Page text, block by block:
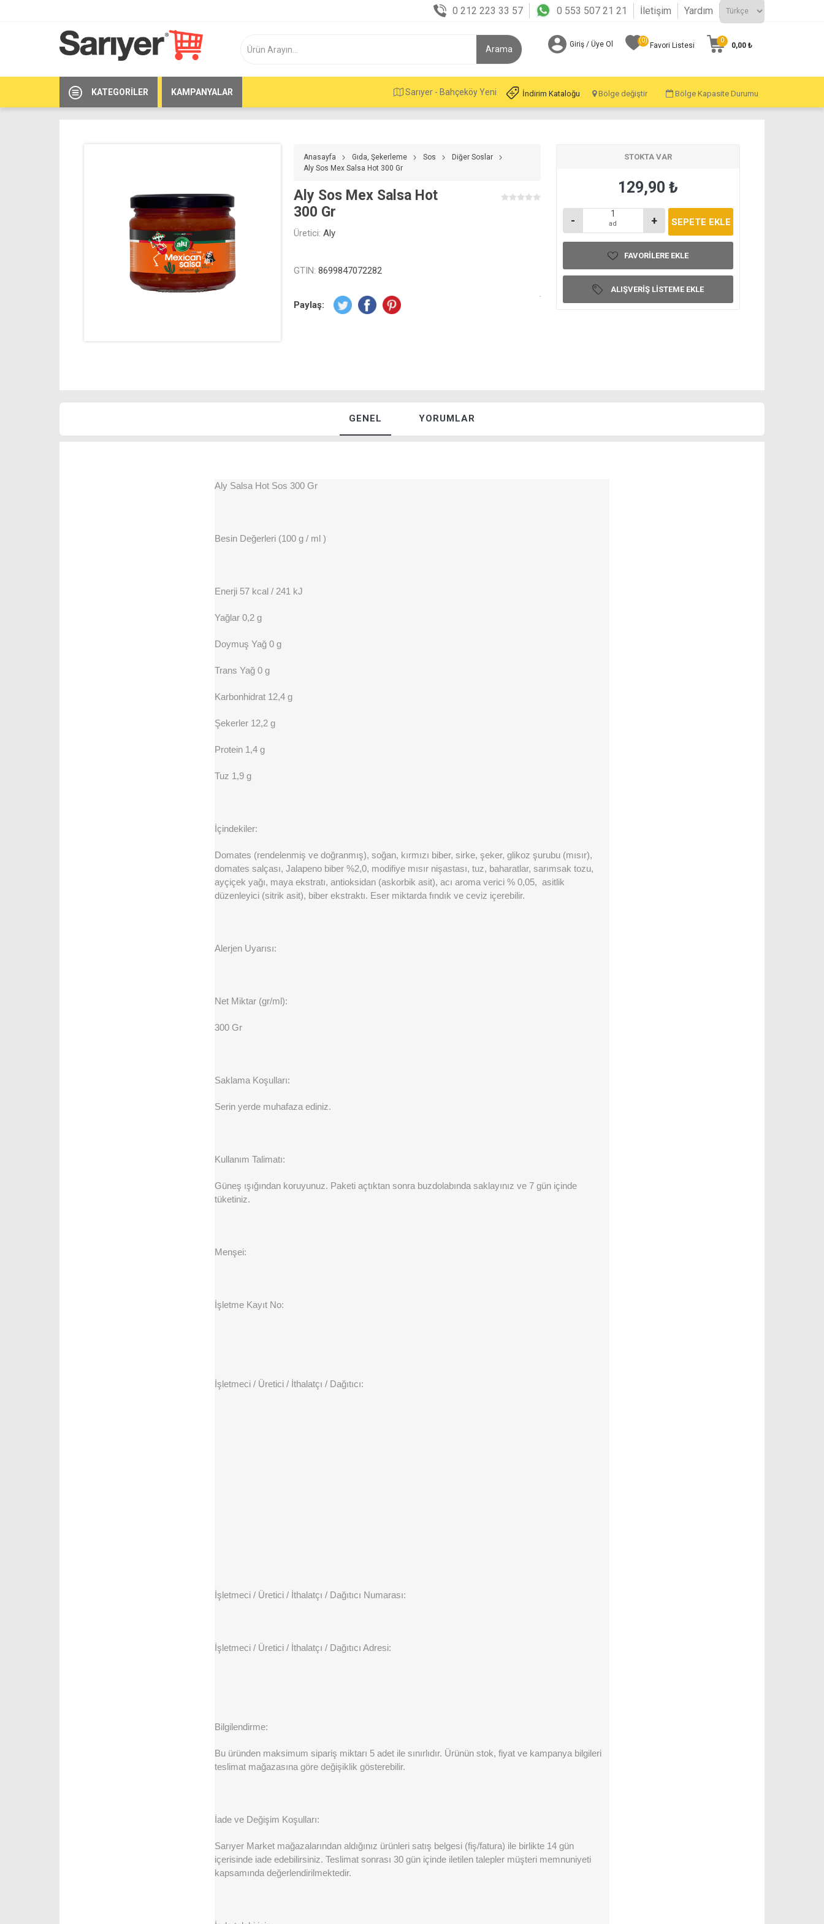
0 212 223 33 57 0 553 507 21 21 İletişim Yardım
Giriş / Üye Ol Favori Listesi
(0) 0
0,00 ₺
KATEGORILER KAMPANYALAR Sarıyer - Bahçeköy Yeni İndirim Kataloğu Bölge değiştir Bölge Kapasite Durumu
Anasayfa Gıda, Şekerleme Sos
Diğer Soslar
Aly Sos Mex Salsa Hot 300 Gr
Aly Sos Mex Salsa Hot
300 Gr
Üretici: Aly
GTIN: 8699847072282
Paylaş:
STOKTA VAR
129,90 ₺
- ad +
FAVORILERE EKLE
ALIŞVERIŞ LISTEME EKLE
GENEL YORUMLAR
Aly Salsa Hot Sos 300 Gr
Besin Değerleri (100 g / ml )
Enerji 57 kcal / 241 kJ
Yağlar 0,2 g
Doymuş Yağ 0 g
Trans Yağ 0 g
Karbonhidrat 12,4 g
Şekerler 12,2 g
Protein 1,4 g
Tuz 1,9 g
İçindekiler:
Domates (rendelenmiş ve doğranmış), soğan, kırmızı biber, sirke, şeker, glikoz şurubu (mısır),
domates salçası, Jalapeno biber %2,0, modifiye mısır nişastası, tuz, baharatlar, sarımsak tozu,
ayçiçek yağı, maya ekstratı, antioksidan (askorbik asit), acı aroma verici % 0,05, asitlik
düzenleyici (sitrik asit), biber ekstraktı. Eser miktarda fındık ve ceviz içerebilir.
Alerjen Uyarısı:
Net Miktar (gr/ml):
300 Gr
Saklama Koşulları:
Serin yerde muhafaza ediniz.
Kullanım Talimatı:
Güneş ışığından koruyunuz. Paketi açtıktan sonra buzdolabında saklayınız ve 7 gün içinde
tüketiniz.
Menşei:
İşletme Kayıt No:
İşletmeci / Üretici / İthalatçı / Dağıtıcı:
İşletmeci / Üretici / İthalatçı / Dağıtıcı Numarası:
İşletmeci / Üretici / İthalatçı / Dağıtıcı Adresi:
Bilgilendirme:
Bu üründen maksimum sipariş miktarı 5 adet ile sınırlıdır. Ürünün stok, fiyat ve kampanya bilgileri
teslimat mağazasına göre değişiklik gösterebilir.
İade ve Değişim Koşulları:
Sarıyer Market mağazalarından aldığınız ürünleri satış belgesi (fiş/fatura) ile birlikte 14 gün
içerisinde iade edebilirsiniz. Teslimat sonrası 30 gün içinde iletilen talepler müşteri memnuniyeti
kapsamında değerlendirilmektedir.